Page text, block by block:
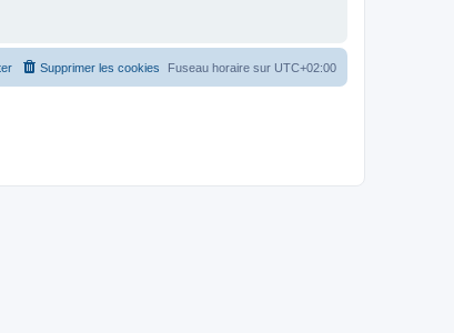
Fuseau horaire sur UTC+02:00
Supprimer les cookies